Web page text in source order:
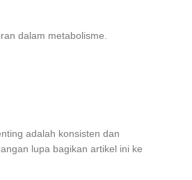
dalam metabolisme.
adalah konsisten dan
lupa bagikan artikel ini ke